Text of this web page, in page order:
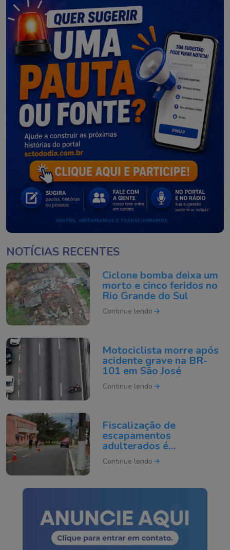
NOTÍCIAS RECENTES
Ciclone bomba deixa um
morto e cinco feridos no
Rio Grande do Sul
Continue lendo
Motociclista morre após
acidente grave na BR-
101 em São José
Continue lendo
Fiscalização de
escapamentos
adulterados é
intensificada em Tubarão
Continue lendo